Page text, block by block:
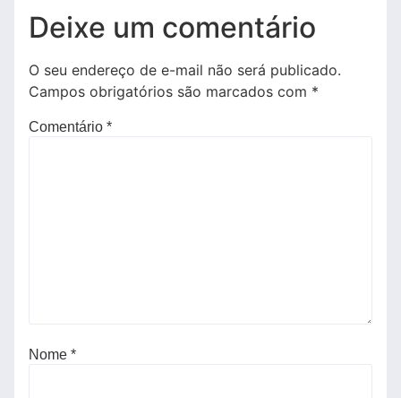
Deixe um comentário
O seu endereço de e-mail não será publicado.
Campos obrigatórios são marcados com *
Comentário *
Nome *